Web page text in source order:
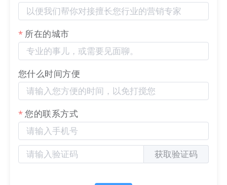
高，留存和转化更稳。
所在的城市
您什么时间方便
您的联系方式
获取验证码